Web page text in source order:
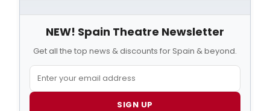
NEW! Spain Theatre Newsletter
Get all the top news & discounts for Spain & beyond.
SIGN UP